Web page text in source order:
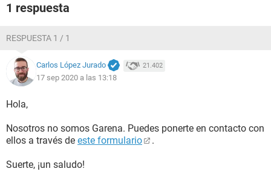
1 respuesta
RESPUESTA 1 / 1
Carlos López Jurado 21.402
17 sep 2020 a las 13:18
Hola,
Nosotros no somos Garena. Puedes ponerte en contacto con
ellos a través de este formulario .
Suerte, ¡un saludo!